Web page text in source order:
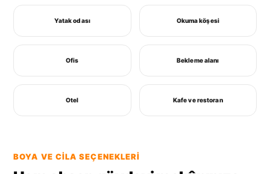
Yatak odası Okuma köşesi
Ofis Bekleme alanı
Otel Kafe ve restoran
BOYA VE CILA SEÇENEKLERI